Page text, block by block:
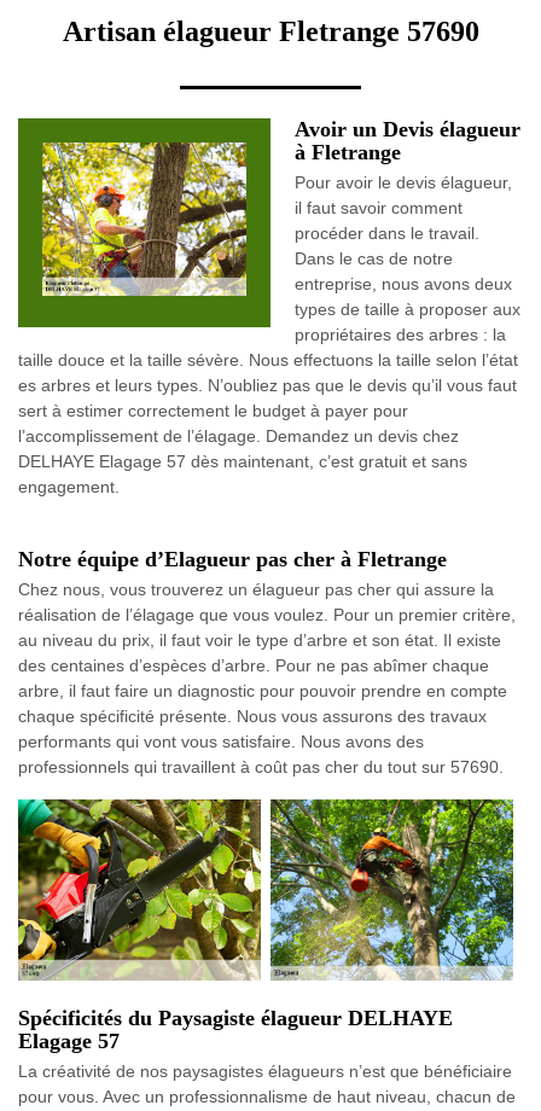
Artisan élagueur Fletrange 57690
Avoir un Devis élagueur
à Fletrange
Pour avoir le devis élagueur,
il faut savoir comment
procéder dans le travail.
Dans le cas de notre
entreprise, nous avons deux
types de taille à proposer aux
propriétaires des arbres : la
taille douce et la taille sévère. Nous effectuons la taille selon l’état
es arbres et leurs types. N’oubliez pas que le devis qu’il vous faut
sert à estimer correctement le budget à payer pour
l’accomplissement de l’élagage. Demandez un devis chez
DELHAYE Elagage 57 dès maintenant, c’est gratuit et sans
engagement.
Notre équipe d’Elagueur pas cher à Fletrange
Chez nous, vous trouverez un élagueur pas cher qui assure la
réalisation de l’élagage que vous voulez. Pour un premier critère,
au niveau du prix, il faut voir le type d’arbre et son état. Il existe
des centaines d’espèces d’arbre. Pour ne pas abîmer chaque
arbre, il faut faire un diagnostic pour pouvoir prendre en compte
chaque spécificité présente. Nous vous assurons des travaux
performants qui vont vous satisfaire. Nous avons des
professionnels qui travaillent à coût pas cher du tout sur 57690.
Spécificités du Paysagiste élagueur DELHAYE
Elagage 57
La créativité de nos paysagistes élagueurs n’est que bénéficiaire
pour vous. Avec un professionnalisme de haut niveau, chacun de